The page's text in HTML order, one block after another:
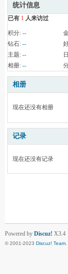
统计信息
已有 1 人来访过
积分: --
钻石: --
主题: --
相册: --
相册
现在还没有相册
记录
现在还没有记录
Powered by Discuz! X3.4
© 2001-2023 Discuz! Team